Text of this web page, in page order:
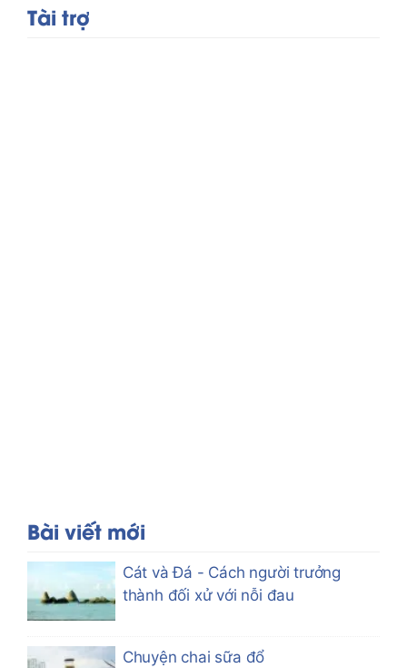
Tài trợ
Bài viết mới
Cát và Đá - Cách người trưởng
thành đối xử với nỗi đau
Chuyện chai sữa đổ